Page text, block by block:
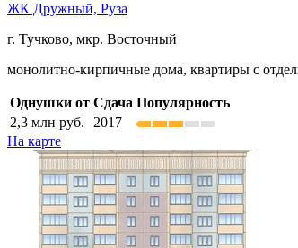
ЖК Дружный, Руза
г. Тучково, мкр. Восточный
монолитно-кирпичные дома, квартиры с
Однушки от Сдача Популярность
2,3 млн руб.
2017
На карте